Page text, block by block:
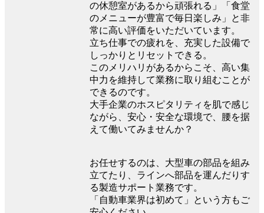
の休憩室があるから頑張れる」「食堂
のメニューが豊富で毎日楽しみ」と非
常に高い評価をいただいています。
立ち仕事での疲れを、充実した設備で
しっかりとリセットできる。
このメリハリがあるからこそ、高い集
中力を維持して業務に取り組むことが
できるのです。
大手企業のホスピタリティを肌で感じ
ながら、安心・安全な環境で、腰を据
えて働いてみませんか？
お任せするのは、大型車の部品を組み
立てたり、ラインへ部品を運んだりす
る製造サポート業務です。
「自動車業界は初めて」という方もご